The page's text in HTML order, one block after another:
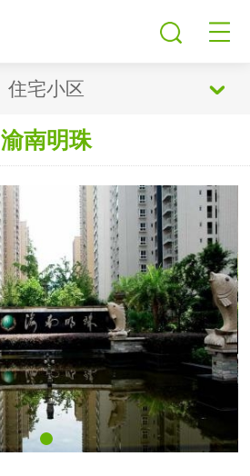
住宅小区
渝南明珠